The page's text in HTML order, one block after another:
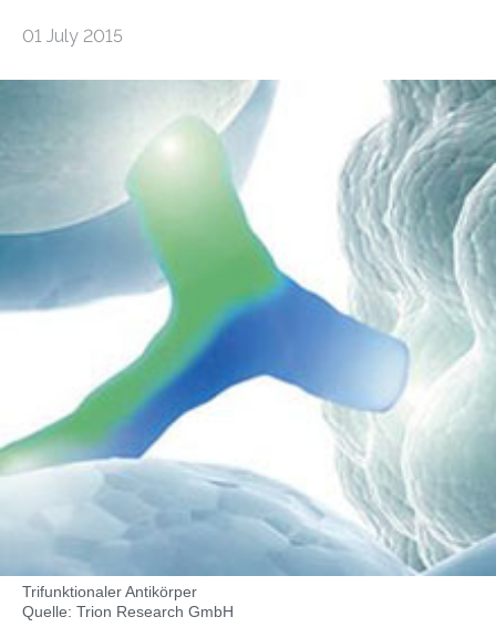
01 July 2015
Trifunktionaler Antikörper
Quelle: Trion Research GmbH